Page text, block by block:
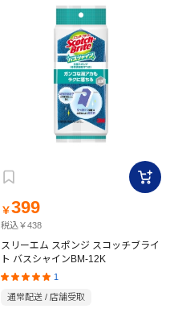
￥399
税込￥438
スリーエム スポンジ スコッチブライ
ト バスシャインBM-12K
1
通常配送 / 店舗受取